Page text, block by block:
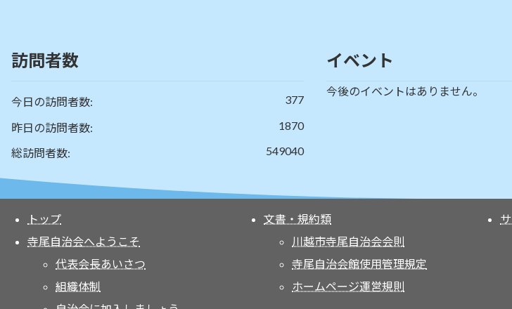
訪問者数
377
今日の訪問者数:
1870
昨日の訪問者数:
549040
総訪問者数:
イベント
今後のイベントはありません。
トップ
寺尾自治会へようこそ
代表会長あいさつ
組織体制
文書・規約類
川越市寺尾自治会会則
寺尾自治会館使用管理規定
ホームページ運営規則